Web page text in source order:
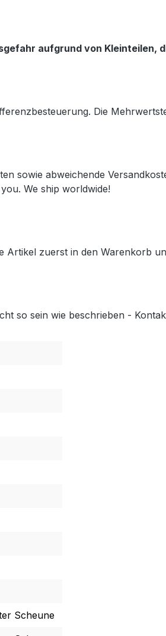
aufgrund von Kleinteilen,
Die
sowie abweichende
We ship worldwide!
zuerst in den Warenkorb
so sein wie beschrieben -
Scheune